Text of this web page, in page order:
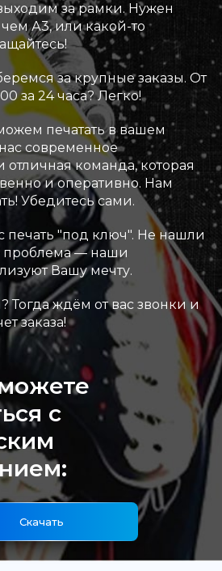
за рамки. Нужен
А3, или какой-то
за крупные заказы. От
за 24 часа? Легко!
печатать в вашем
современное
команда, которая
и оперативно. Нам
Убедитесь сами.
печать "под ключ". Не нашли
проблема — наши
Вашу мечту.
Тогда ждём от вас звонки и
заказа!
с
Скачать